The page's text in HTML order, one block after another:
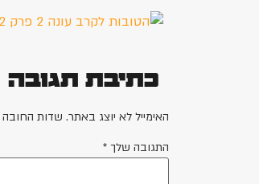
כתיבת תגובה
האימייל לא יוצג באתר. שדות החובה
התגובה שלך *